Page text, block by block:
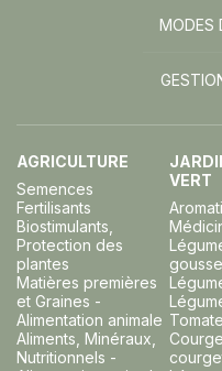
MODES
AGRICULTURE
Semences
Fertilisants
Biostimulants,
Protection des
plantes
Matières premières
et Graines -
Alimentation animale
Aliments, Minéraux,
Nutritionnels -
VERT